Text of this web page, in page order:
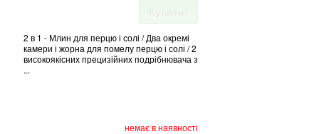
2 в 1 - Млин для перцю і солі / Два окремі
камери і жорна для помелу перцю і солі / 2
високоякісних прецизійних подрібнювача з
...
немає в наявності